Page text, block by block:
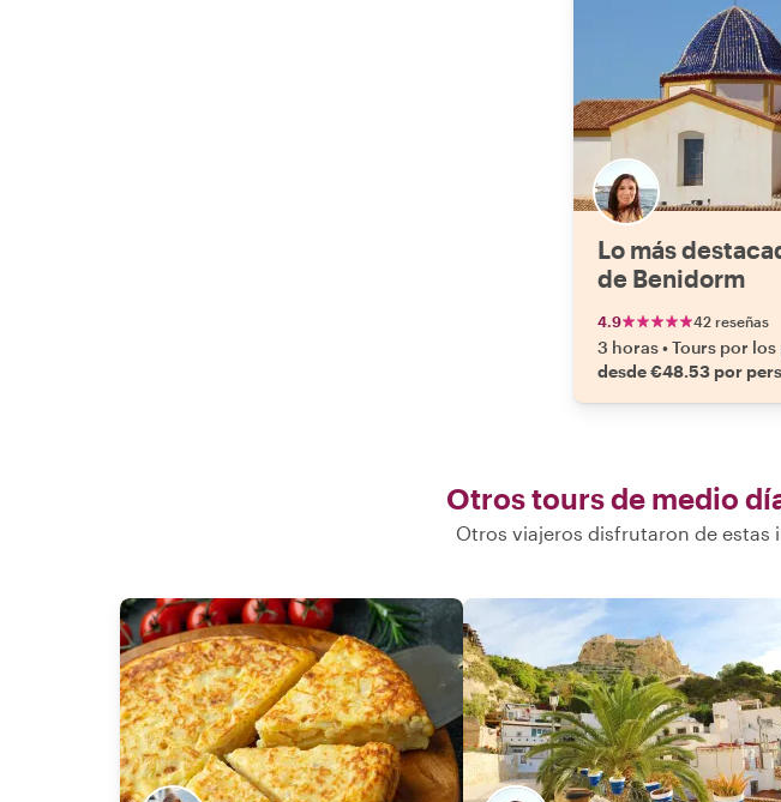
Lo más
de Benidorm
4.9 42 reseñas
3 horas•Tours por
desde €48.53 por
Otros tours de medio
Otros viajeros disfrutaron de estas